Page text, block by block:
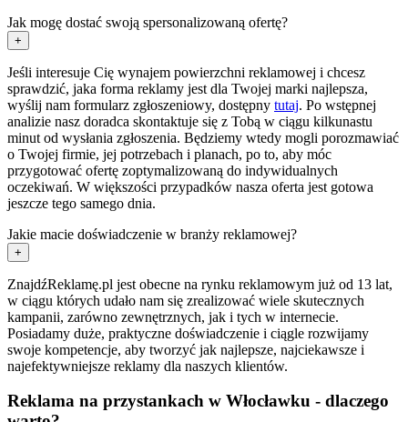
Jak mogę dostać swoją spersonalizowaną ofertę?
+
Jeśli interesuje Cię wynajem powierzchni reklamowej i chcesz
sprawdzić, jaka forma reklamy jest dla Twojej marki najlepsza,
wyślij nam formularz zgłoszeniowy, dostępny tutaj. Po wstępnej
analizie nasz doradca skontaktuje się z Tobą w ciągu kilkunastu
minut od wysłania zgłoszenia. Będziemy wtedy mogli porozmawiać
o Twojej firmie, jej potrzebach i planach, po to, aby móc
przygotować ofertę zoptymalizowaną do indywidualnych
oczekiwań. W większości przypadków nasza oferta jest gotowa
jeszcze tego samego dnia.
Jakie macie doświadczenie w branży reklamowej?
+
ZnajdźReklamę.pl jest obecne na rynku reklamowym już od 13 lat,
w ciągu których udało nam się zrealizować wiele skutecznych
kampanii, zarówno zewnętrznych, jak i tych w internecie.
Posiadamy duże, praktyczne doświadczenie i ciągle rozwijamy
swoje kompetencje, aby tworzyć jak najlepsze, najciekawsze i
najefektywniejsze reklamy dla naszych klientów.
Reklama na przystankach w Włocławku - dlaczego